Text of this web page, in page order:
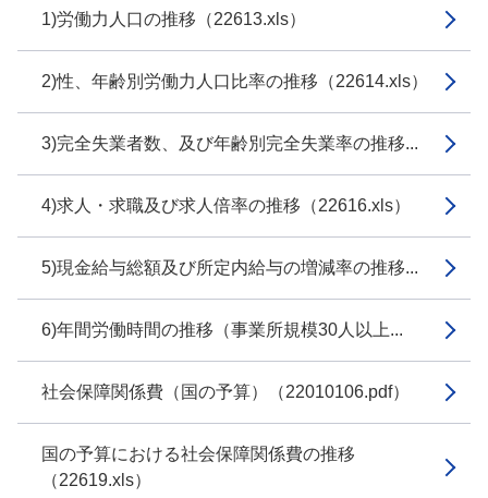
1)労働力人口の推移（22613.xls）
2)性、年齢別労働力人口比率の推移（22614.xls）
3)完全失業者数、及び年齢別完全失業率の推移...
4)求人・求職及び求人倍率の推移（22616.xls）
5)現金給与総額及び所定内給与の増減率の推移...
6)年間労働時間の推移（事業所規模30人以上...
社会保障関係費（国の予算）（22010106.pdf）
国の予算における社会保障関係費の推移
（22619.xls）